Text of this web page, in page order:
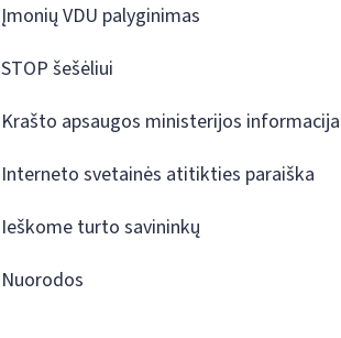
Įmonių VDU palyginimas
STOP šešėliui
Krašto apsaugos ministerijos informacija
Interneto svetainės atitikties paraiška
Ieškome turto savininkų
Nuorodos